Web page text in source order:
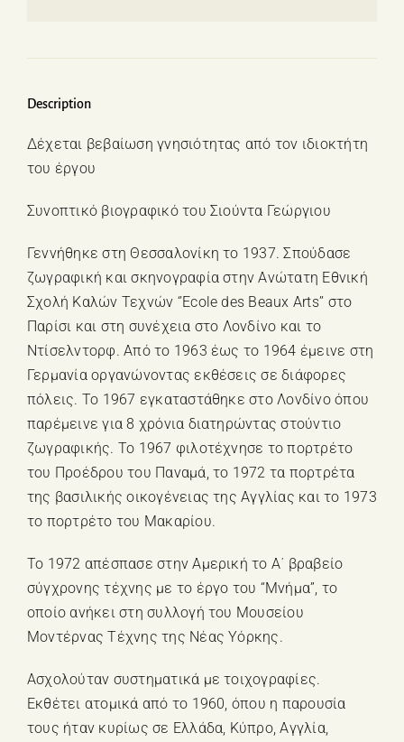
Description
Δέχεται βεβαίωση γνησιότητας από τον ιδιοκτήτη
του έργου
Συνοπτικό βιογραφικό του Σιούντα Γεώργιου
Γεννήθηκε στη Θεσσαλονίκη το 1937. Σπούδασε
ζωγραφική και σκηνογραφία στην Ανώτατη Εθνική
Σχολή Καλών Τεχνών ‘’Ecole des Beaux Arts’’ στο
Παρίσι και στη συνέχεια στο Λονδίνο και το
Ντίσελντορφ. Από το 1963 έως το 1964 έμεινε στη
Γερμανία οργανώνοντας εκθέσεις σε διάφορες
πόλεις. Το 1967 εγκαταστάθηκε στο Λονδίνο όπου
παρέμεινε για 8 χρόνια διατηρώντας στούντιο
ζωγραφικής. Το 1967 φιλοτέχνησε το πορτρέτο
του Προέδρου του Παναμά, το 1972 τα πορτρέτα
της βασιλικής οικογένειας της Αγγλίας και το 1973
το πορτρέτο του Μακαρίου.
Το 1972 απέσπασε στην Αμερική το Α΄ βραβείο
σύγχρονης τέχνης με το έργο του “Μνήμα”, το
οποίο ανήκει στη συλλογή του Μουσείου
Μοντέρνας Τέχνης της Νέας Υόρκης.
Ασχολούταν συστηματικά με τοιχογραφίες.
Εκθέτει ατομικά από το 1960, όπου η παρουσία
τους ήταν κυρίως σε Ελλάδα, Κύπρο, Αγγλία,